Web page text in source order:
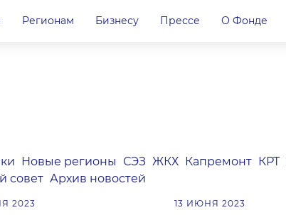
Регионам Бизнесу Прессе О Фонде
Новые регионы СЭЗ ЖКХ Капремонт КРТ
совет Архив новостей
2023 13 ИЮНЯ 2023